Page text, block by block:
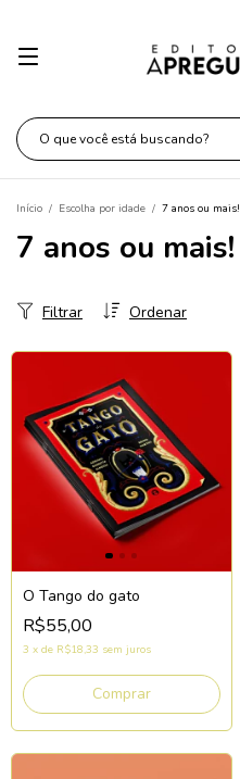
Início / Escolha por idade / 7 anos ou mais!
7 anos ou mais!
Ordenar
Filtrar
O Tango do gato
R$55,00
3 x de R$18,33 sem juros